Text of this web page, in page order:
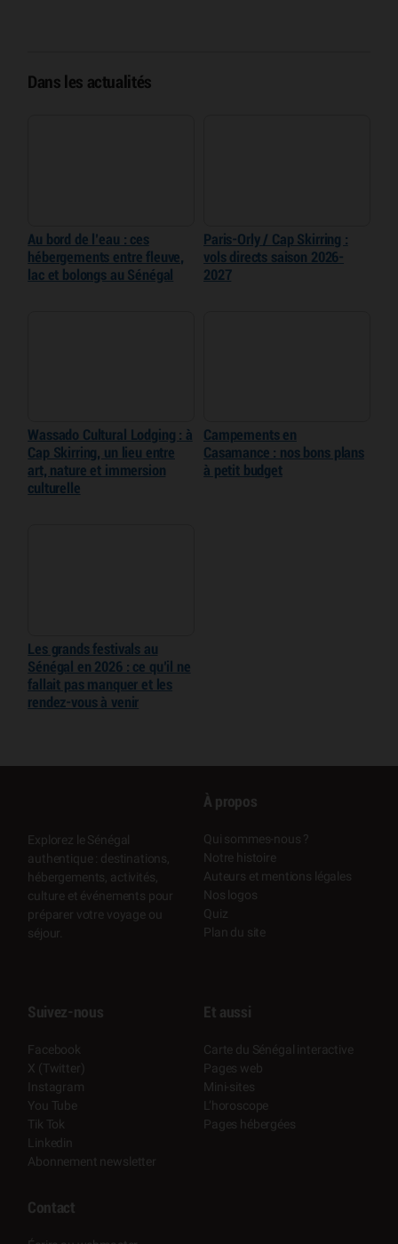
Dans les actualités
Au bord de l’eau : ces
hébergements entre fleuve,
lac et bolongs au Sénégal
Paris-Orly / Cap Skirring :
vols directs saison 2026-
2027
Wassado Cultural Lodging : à
Cap Skirring, un lieu entre
art, nature et immersion
culturelle
Campements en
Casamance : nos bons plans
à petit budget
Les grands festivals au
Sénégal en 2026 : ce qu’il ne
fallait pas manquer et les
rendez-vous à venir
Explorez le Sénégal
authentique : destinations,
hébergements, activités,
culture et événements pour
préparer votre voyage ou
séjour.
À propos
Qui sommes-nous ?
Notre histoire
Auteurs et mentions légales
Nos logos
Quiz
Plan du site
Suivez-nous
Facebook
X (Twitter)
Instagram
You Tube
Tik Tok
Linkedin
Abonnement newsletter
Et aussi
Carte du Sénégal interactive
Pages web
Mini-sites
L’horoscope
Pages hébergées
Contact